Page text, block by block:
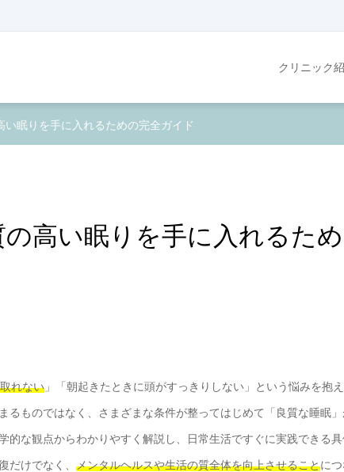
クリニック
い眠りを手に入れるための完全ガイド
高い眠りを手に入れるため
れない 」「朝起きたときに頭がすっきりしない」という悩みを抱
るものではなく、さまざまな条件が整ってはじめて「良質な睡眠
的な観点からわかりやすく解説し、日常生活ですぐに実践できる
だけでなく、 メンタルヘルスや生活の質全体を向上させることに